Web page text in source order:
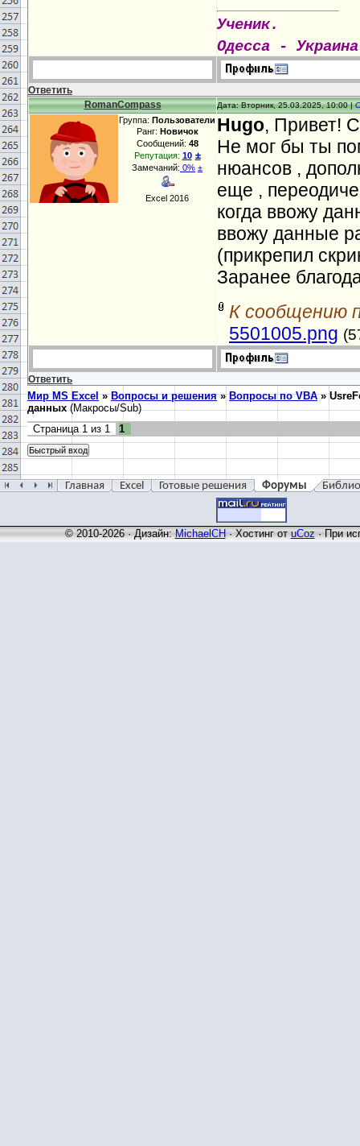
With
4).Value=
5).Value =
количество
НДС
Стоимость
""
""
""
""
""
= ""
= ""MsgBox
Ученик.
Одесса - Украина
Ответить
RomanCompass
Дата: Вторник, 25.03.2025, 10:00 |
Группа: Пользователи
Ранг: Новичок
Сообщений: 48
Репутация: 10 ±
Замечаний: 0% ±
Excel 2016
Hugo, Привет!
Не мог бы ты
нюансов ,
еще ,
когда ввожу
ввожу данные
(прикрепил
Заранее
К сообщению
5501005.png
Ответить
Мир MS Excel » Вопросы и решения » Вопросы по VBA »
данных (Макросы/Sub)
Страница 1 из 1 1
Главная Excel Готовые решения Форумы
© 2010-2026 · Дизайн: MichaelCH · Хостинг от uCoz · При